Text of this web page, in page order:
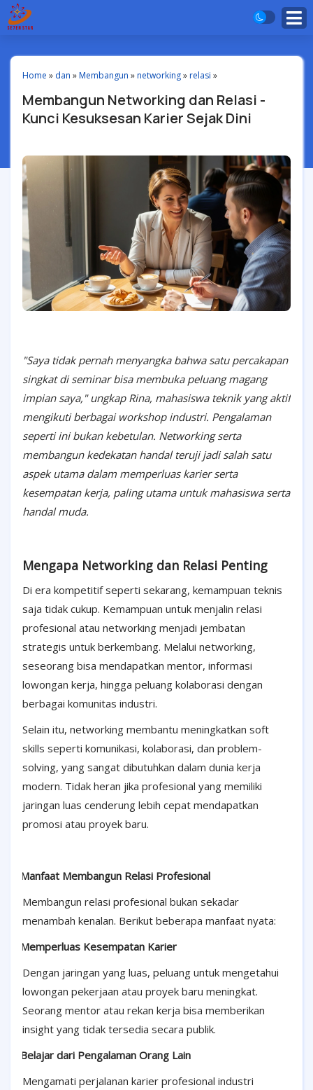
Home » dan »Membangun »networking»relasi »
Membangun Networking dan Relasi -
Kunci Kesuksesan Karier Sejak Dini
"Saya tidak pernah menyangka bahwa satu percakapan
singkat di seminar bisa membuka peluang magang
impian saya," ungkap Rina, mahasiswa teknik yang aktif
mengikuti berbagai workshop industri. Pengalaman
seperti ini bukan kebetulan. Networking serta
membangun kedekatan handal teruji jadi salah satu
aspek utama dalam memperluas karier serta
kesempatan kerja, paling utama untuk mahasiswa serta
handal muda.
Mengapa Networking dan Relasi Penting
Di era kompetitif seperti sekarang, kemampuan teknis
saja tidak cukup. Kemampuan untuk menjalin relasi
profesional atau networking menjadi jembatan
strategis untuk berkembang. Melalui networking,
seseorang bisa mendapatkan mentor, informasi
lowongan kerja, hingga peluang kolaborasi dengan
berbagai komunitas industri.
Selain itu, networking membantu meningkatkan soft
skills seperti komunikasi, kolaborasi, dan problem-
solving, yang sangat dibutuhkan dalam dunia kerja
modern. Tidak heran jika profesional yang memiliki
jaringan luas cenderung lebih cepat mendapatkan
promosi atau proyek baru.
Manfaat Membangun Relasi Profesional
Membangun relasi profesional bukan sekadar
menambah kenalan. Berikut beberapa manfaat nyata:
Memperluas Kesempatan Karier
Dengan jaringan yang luas, peluang untuk mengetahui
lowongan pekerjaan atau proyek baru meningkat.
Seorang mentor atau rekan kerja bisa memberikan
insight yang tidak tersedia secara publik.
Belajar dari Pengalaman Orang Lain
Mengamati perjalanan karier profesional industri